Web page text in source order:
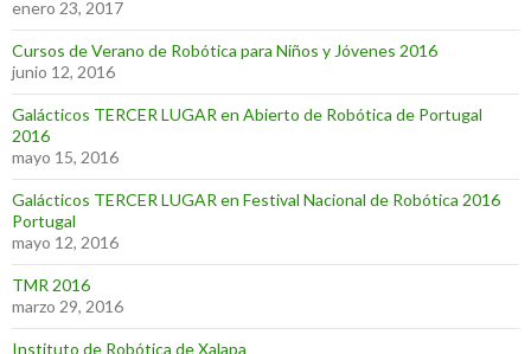
enero 23, 2017
Cursos de Verano de Robótica para Niños y Jóvenes 2016
junio 12, 2016
Galácticos TERCER LUGAR en Abierto de Robótica de Portugal
2016
mayo 15, 2016
Galácticos TERCER LUGAR en Festival Nacional de Robótica 2016
Portugal
mayo 12, 2016
TMR 2016
marzo 29, 2016
Instituto de Robótica de Xalapa